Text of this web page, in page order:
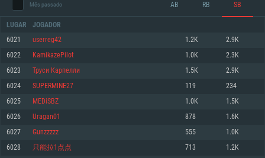
REQUERIMENTOS DE SISTEMA
Mínimo
Sistema Operativo: Windows 10 (64 bit)
Mínimo
Sistema Operativo: Mac OS Big Sur 11.0 ou versão mais recente
Mínimo
Sistema Operativo: Distribuições mais modernas do Linux de 64bit
Mês passado AB RB SB
LUGAR JOGADOR
6021 userreg42 1.2K 2.9K
6022 KamikazePilot 1.0K 2.3K
6023 Труси Карпелли 1.5K 2.9K
6024 SUPERMINE27 119 234
6025 MEDiSBZ 1.0K 1.5K
6026 Uragan01 878 1.6K
6027 Gunzzzzz 555 1.0K
6028 只能拉1点点 713 1.2K